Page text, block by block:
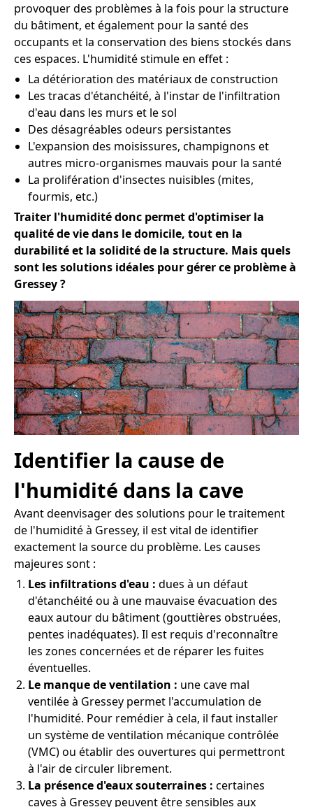
provoquer des problèmes à la fois pour la structure
du bâtiment, et également pour la santé des
occupants et la conservation des biens stockés dans
ces espaces. L'humidité stimule en effet :
La détérioration des matériaux de construction
Les tracas d'étanchéité, à l'instar de l'infiltration
d'eau dans les murs et le sol
Des désagréables odeurs persistantes
L'expansion des moisissures, champignons et
autres micro-organismes mauvais pour la santé
La prolifération d'insectes nuisibles (mites,
fourmis, etc.)
Traiter l'humidité donc permet d'optimiser la
qualité de vie dans le domicile, tout en la
durabilité et la solidité de la structure. Mais quels
sont les solutions idéales pour gérer ce problème à
Gressey ?
Identifier la cause de
l'humidité dans la cave
Avant deenvisager des solutions pour le traitement
de l'humidité à Gressey, il est vital de identifier
exactement la source du problème. Les causes
majeures sont :
Les infiltrations d'eau : dues à un défaut
d'étanchéité ou à une mauvaise évacuation des
eaux autour du bâtiment (gouttières obstruées,
pentes inadéquates). Il est requis d'reconnaître
les zones concernées et de réparer les fuites
éventuelles.
Le manque de ventilation : une cave mal
ventilée à Gressey permet l'accumulation de
l'humidité. Pour remédier à cela, il faut installer
un système de ventilation mécanique contrôlée
(VMC) ou établir des ouvertures qui permettront
à l'air de circuler librement.
La présence d'eaux souterraines : certaines
caves à Gressey peuvent être sensibles aux